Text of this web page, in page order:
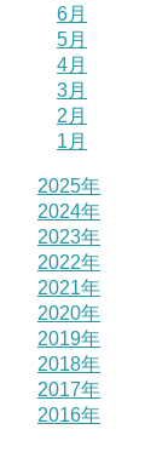
6月
5月
4月
3月
2月
1月
2025年
2024年
2023年
2022年
2021年
2020年
2019年
2018年
2017年
2016年